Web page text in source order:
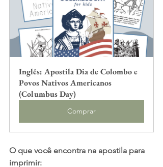
Inglês: Apostila Dia de Colombo e
Povos Nativos Americanos
(Columbus Day)
Comprar
O que você encontra na apostila para
imprimir: